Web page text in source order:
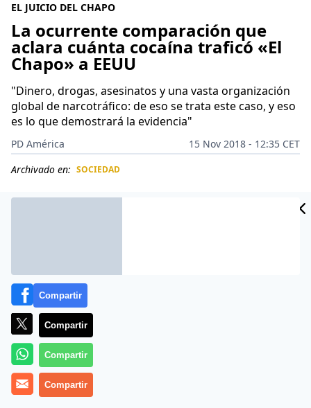
EL JUICIO DEL CHAPO
La ocurrente comparación que
aclara cuánta cocaína traficó «El
Chapo» a EEUU
"Dinero, drogas, asesinatos y una vasta organización
global de narcotráfico: de eso se trata este caso, y eso
es lo que demostrará la evidencia"
PD América
15 Nov 2018 - 12:35 CET
Archivado en: SOCIEDAD
Joaquín El Chapo Guzmán
Compartir
Compartir
Compartir
Compartir